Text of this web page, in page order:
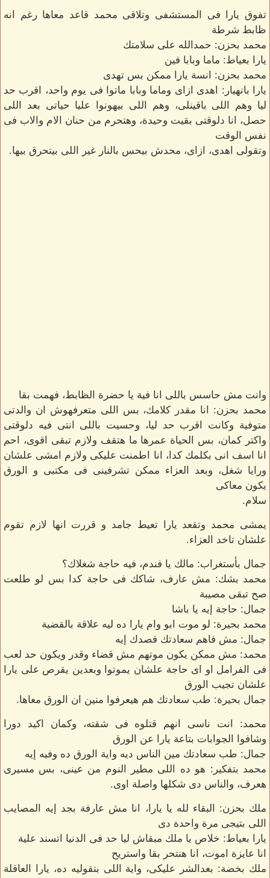
تفوق يارا فى المستشفى وتلاقى محمد قاعد معاها رغم انه
ظابط شرطة
محمد بحزن: حمدالله على سلامتك
يارا بعياط: ماما وبابا فين
محمد بحزن: انسة يارا ممكن بس تهدى
يارا بانهيار: اهدى ازاى وماما وبابا ماتوا فى يوم واحد، اقرب حد
ليا وهم اللى باقينلى، وهم اللى بيهونوا عليا حياتى بعد اللى
حصل، انا دلوقتى بقيت وحيدة، وهتحرم من حنان الام والاب فى
نفس الوقت
وتقولى اهدى، ازاى، محدش بيحس بالنار غير اللى بيتحرق بيها.
وانت مش حاسس باللى انا فية يا حضرة الظابط، فهمت بقا
محمد بحزن: انا مقدر كلامك، بس اللى متعرفهوش ان والدتى
متوفية وكانت اقرب حد ليا، وحسيت باللى انتى فيه دلوقتى
واكتر كمان، بس الحياة عمرها ما هتقف ولازم تبقى اقوى، احم
انا اسف انى بكلمك كدا، انا اطمنت عليكى ولازم امشى علشان
ورايا شغل، وبعد العزاء ممكن تشرفينى فى مكتبى و الورق
يكون معاكى
سلام.
يمشى محمد وتقعد يارا تعيط جامد و قررت انها لازم تقوم
علشان تاخد العزاء.
جمال بأستغراب: مالك يا فندم، فيه حاجة شغلاك؟
محمد بشك: مش عارف، شاكك فى حاجة كدا بس لو طلعت
صح تبقى مصيبة
جمال: حاجة إيه يا باشا
محمد بحيرة: لو موت ابو وام يارا ده ليه علاقة بالقضية
جمال: مش فاهم سعادتك قصدك إيه
محمد: مش ممكن يكون موتهم مش قضاء وقدر ويكون حد لعب
فى الفرامل او اى حاجة علشان يموتوا وبعدين يقرص على يارا
علشان تجيب الورق
جمال بحيرة: طب سعادتك هم هيعرفوا منين ان الورق معاها.
محمد: انت ناسى انهم قتلوه فى شقته، وكمان اكيد دورا
وشافوا الجوابات بتاعة يارا عن الورق
جمال: طب سعادتك مين الناس ديه واية الورق ده وفيه إيه
محمد بتفكير: هو ده اللى مطير النوم من عينى، بس مسيرى
هعرف، والناس دى شكلها واصلة اوى.
ملك بحزن: البقاء لله يا يارا، انا مش عارفة بجد إيه المصايب
اللى بتيجى مرة واحدة دى
يارا بعياط: خلاص يا ملك مبقاش ليا حد فى الدنيا اتسند علية
انا عايزة اموت، انا هنتحر بقا واستريح
ملك بخضة: بعدالشر عليكى، واية اللى بتقوليه ده، يارا العاقلة